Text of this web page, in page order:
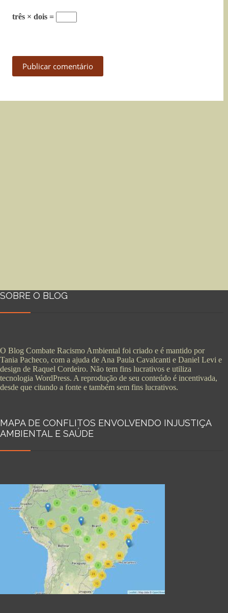
três × dois =
Publicar comentário
SOBRE O BLOG
O Blog Combate Racismo Ambiental foi criado e é mantido por
Tania Pacheco, com a ajuda de Ana Paula Cavalcanti e Daniel Levi e
design de Raquel Cordeiro. Não tem fins lucrativos e utiliza
tecnologia WordPress. A reprodução de seu conteúdo é incentivada,
desde que citando a fonte e também sem fins lucrativos.
MAPA DE CONFLITOS ENVOLVENDO INJUSTIÇA
AMBIENTAL E SAÚDE